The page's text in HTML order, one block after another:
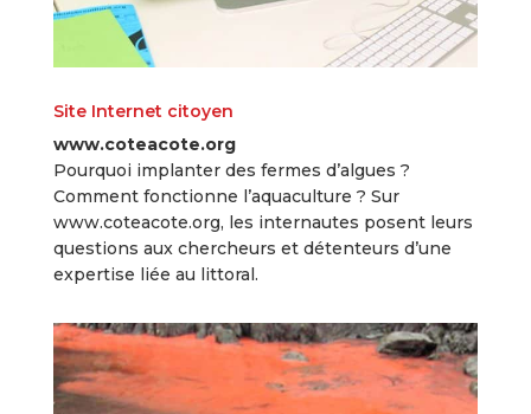
Site Internet citoyen
www.coteacote.org
Pourquoi implanter des fermes d’algues ?
Comment fonctionne l’aquaculture ? Sur
www.coteacote.org, les internautes posent leurs
questions aux chercheurs et détenteurs d’une
expertise liée au littoral.